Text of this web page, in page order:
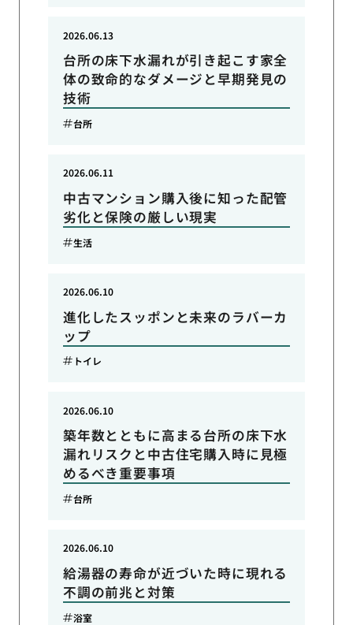
台所の床下水漏れが引き起こす家全
体の致命的なダメージと早期発見の
技術
2026.06.13
台所
中古マンション購入後に知った配管
劣化と保険の厳しい現実
2026.06.11
生活
進化したスッポンと未来のラバーカ
ップ
2026.06.10
トイレ
築年数とともに高まる台所の床下水
漏れリスクと中古住宅購入時に見極
めるべき重要事項
2026.06.10
台所
給湯器の寿命が近づいた時に現れる
不調の前兆と対策
2026.06.10
浴室